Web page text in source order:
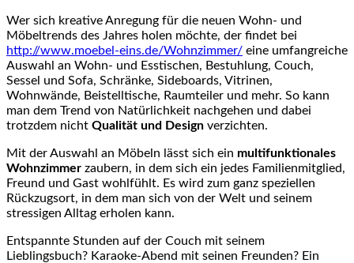
Wer sich kreative Anregung für die neuen Wohn- und
Möbeltrends des Jahres holen möchte, der findet bei
http://www.moebel-eins.de/Wohnzimmer/ eine umfangreiche
Auswahl an Wohn- und Esstischen, Bestuhlung, Couch,
Sessel und Sofa, Schränke, Sideboards, Vitrinen,
Wohnwände, Beistelltische, Raumteiler und mehr. So kann
man dem Trend von Natürlichkeit nachgehen und dabei
trotzdem nicht Qualität und Design verzichten.
Mit der Auswahl an Möbeln lässt sich ein multifunktionales
Wohnzimmer zaubern, in dem sich ein jedes Familienmitglied,
Freund und Gast wohlfühlt. Es wird zum ganz speziellen
Rückzugsort, in dem man sich von der Welt und seinem
stressigen Alltag erholen kann.
Entspannte Stunden auf der Couch mit seinem
Lieblingsbuch? Karaoke-Abend mit seinen Freunden? Ein